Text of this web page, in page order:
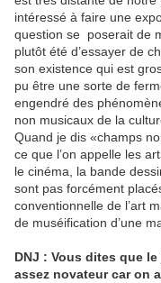
intéressé à faire une
question se poserait de
plutôt été d’essayer de
son existence qui est
pu être une sorte de
engendré des
non musicaux de la
Quand je dis «champs
ce que l’on appelle les
le cinéma, la bande
sont pas forcément
conventionnelle de l’art
de muséification d’une
DNJ : Vous dites que
assez novateur car on